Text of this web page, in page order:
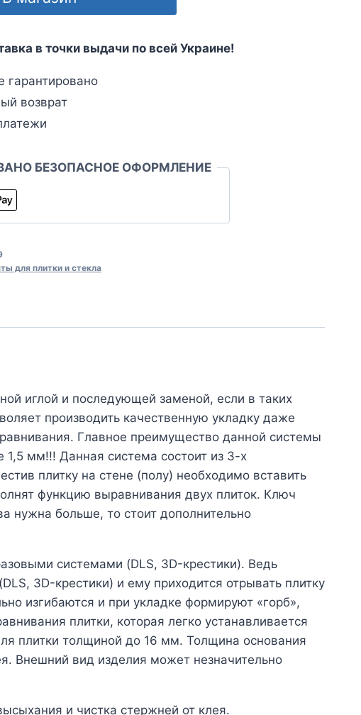
в точки выдачи по всей Украине!
гарантировано
возврат
БЕЗОПАСНОЕ ОФОРМЛЕНИЕ
для плитки и стекла
иглой и последующей заменой, если в таких
производить качественную укладку даже
Главное преимущество данной системы
мм!!! Данная система состоит из 3-х
плитку на стене (полу) необходимо вставить
функцию выравнивания двух плиток. Ключ
нужна больше, то стоит дополнительно
системами (DLS, 3D-крестики). Ведь
3D-крестики) и ему приходится отрывать плитку
изгибаются и при укладке формируют «горб»,
плитки, которая легко устанавливается
плитки толщиной до 16 мм. Толщина основания
Внешний вид изделия может незначительно
и чистка стержней от клея.